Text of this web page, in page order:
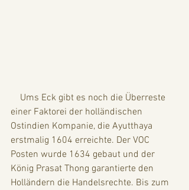
einer Faktorei der holländischen
Ostindien Kompanie, die Ayutthaya
erstmalig 1604 erreichte. Der VOC
Posten wurde 1634 gebaut und der
König Prasat Thong garantierte den
Holländern die Handelsrechte. Bis zum